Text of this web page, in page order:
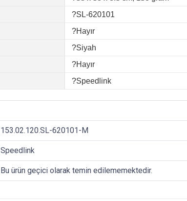
?SL-620101
?Hayır
?Siyah
?Hayır
?Speedlink
153.02.120.SL-620101-M
Speedlink
Bu ürün geçici olarak temin edilememektedir.